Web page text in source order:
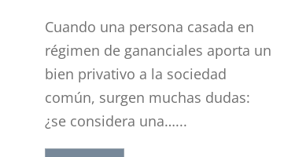
Cuando una persona casada en
régimen de gananciales aporta un
bien privativo a la sociedad
común, surgen muchas dudas:
¿se considera una…...